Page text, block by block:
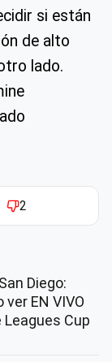
si están
de alto
lado.
2
Diego:
EN VIVO
Cup